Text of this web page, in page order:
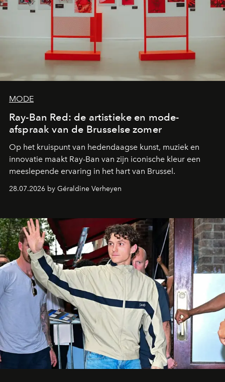
MODE
Ray-Ban Red: de artistieke en mode-
afspraak van de Brusselse zomer
Op het kruispunt van hedendaagse kunst, muziek en
innovatie maakt Ray-Ban van zijn iconische kleur een
meeslepende ervaring in het hart van Brussel.
28.07.2026 by Géraldine Verheyen